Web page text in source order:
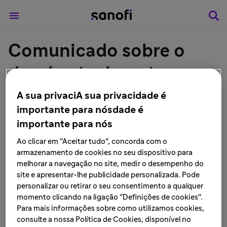
Comunicado sobre o
desabastecimento
temporário do
medicamento cloridrato
de nafazolina 0,5mg/mL
solução nasa
LEIA MAIS • 2 de fevereiro de 2024
A sua privaciA sua privacidade é
importante para nósdade é
importante para nós
Ao clicar em "Aceitar tudo", concorda com o
armazenamento de cookies no seu dispositivo para
melhorar a navegação no site, medir o desempenho do
site e apresentar-lhe publicidade personalizada. Pode
personalizar ou retirar o seu consentimento a qualquer
momento clicando na ligação "Definições de cookies".
Para mais informações sobre como utilizamos cookies,
consulte a nossa Política de Cookies, disponível no